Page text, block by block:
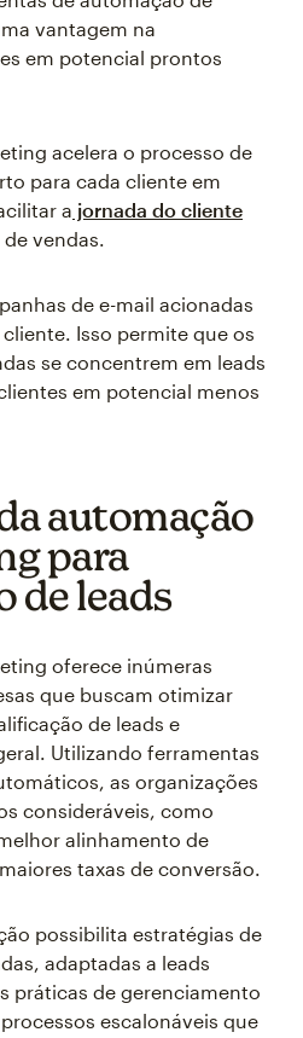
vantagem na
em potencial prontos
acelera o processo de
para cada cliente em
a jornada do cliente
vendas.
de e-mail acionadas
Isso permite que os
se concentrem em leads
em potencial menos
automação
para
de leads
oferece inúmeras
que buscam otimizar
de leads e
Utilizando ferramentas
as organizações
consideráveis, como
alinhamento de
taxas de conversão.
possibilita estratégias de
adaptadas a leads
práticas de gerenciamento
escalonáveis que